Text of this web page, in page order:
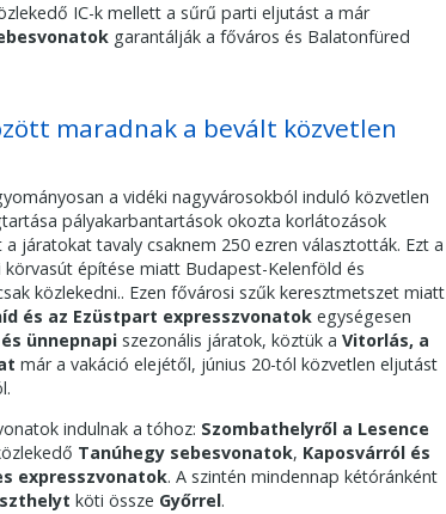
IC-k mellett a sűrű parti eljutást a már
garantálják a főváros és Balatonfüred
maradnak a bevált közvetlen
a vidéki nagyvárosokból induló közvetlen
pályakarbantartások okozta korlátozások
járatokat tavaly csaknem 250 ezren választották. Ezt a
építése miatt Budapest-Kelenföld és
közlekedni.. Ezen fővárosi szűk keresztmetszet miatt
és az Ezüstpart expresszvonatok egységesen
ünnepnapi szezonális járatok, köztük a Vitorlás, a
már a vakáció elejétől, június 20-tól közvetlen eljutást
indulnak a tóhoz: Szombathelyről a Lesence
Tanúhegy sebesvonatok, Kaposvárról és
expresszvonatok. A szintén mindennap kétóránként
köti össze Győrrel.